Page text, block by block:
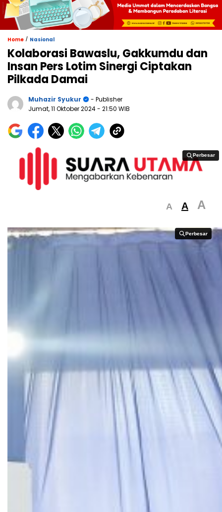
Home / Nasional
Kolaborasi Bawaslu, Gakkumdu dan
Insan Pers Lotim Sinergi Ciptakan
Pilkada Damai
Muhazir Syukur
- Publisher
Jumat, 11 Oktober 2024- 21:50 WIB
Perbesar
Perbesar
A A A
Perbesar
Perbesar